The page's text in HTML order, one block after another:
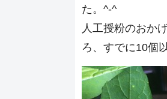
た。^-^
人工授粉のおか
ろ、すでに10個